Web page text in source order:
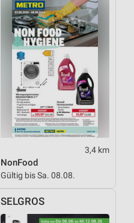
3,4 km
NonFood
Gültig bis Sa. 08.08.
SELGROS